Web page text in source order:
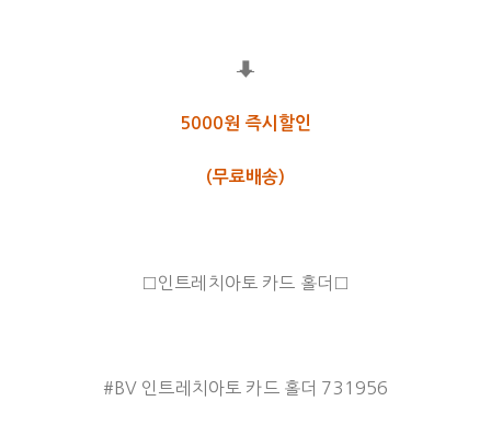
⬇
5000원 즉시할인
(무료배송)
□인트레치아토 카드 홀더□
#BV 인트레치아토 카드 홀더 731956